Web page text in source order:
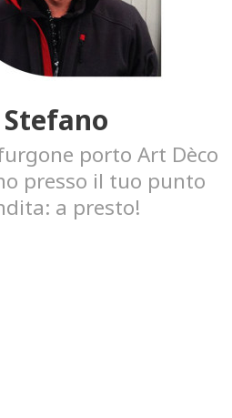
Stefano
porto Art Dèco
presso il tuo punto
a presto!